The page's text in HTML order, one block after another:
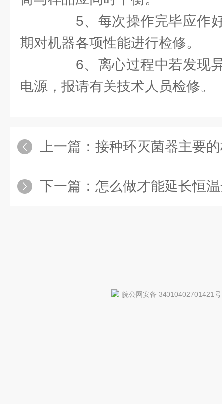
5、每次操作完毕应作好
期对机器各项性能进行检修。
6、离心过程中若发现异
电源，报请有关技术人员检修。
上一篇： 接种环灭菌器主要
下一篇： 怎么做才能延长恒
皖公网安备 34010402701421号